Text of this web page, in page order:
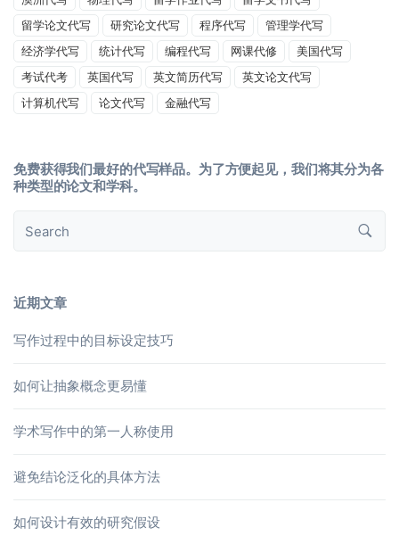
留学论文代写
研究论文代写 程序代写
管理学代写
经济学代写
统计代写 编程代写 网课代修
美国代写
考试代考
英国代写 英文简历代写
英文论文代写
计算机代写
论文代写 金融代写
免费获得我们最好的代写样品。为了方便起见，我们将其分为各
种类型的论文和学科。
近期文章
写作过程中的目标设定技巧
如何让抽象概念更易懂
学术写作中的第一人称使用
避免结论泛化的具体方法
如何设计有效的研究假设